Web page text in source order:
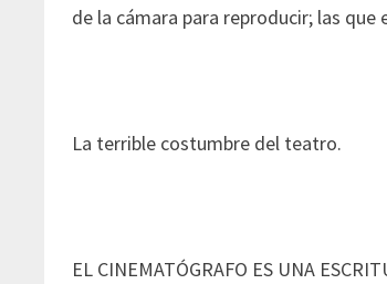
de la cámara para reproducir; las
La terrible costumbre del teatro.
EL CINEMATÓGRAFO ES UNA